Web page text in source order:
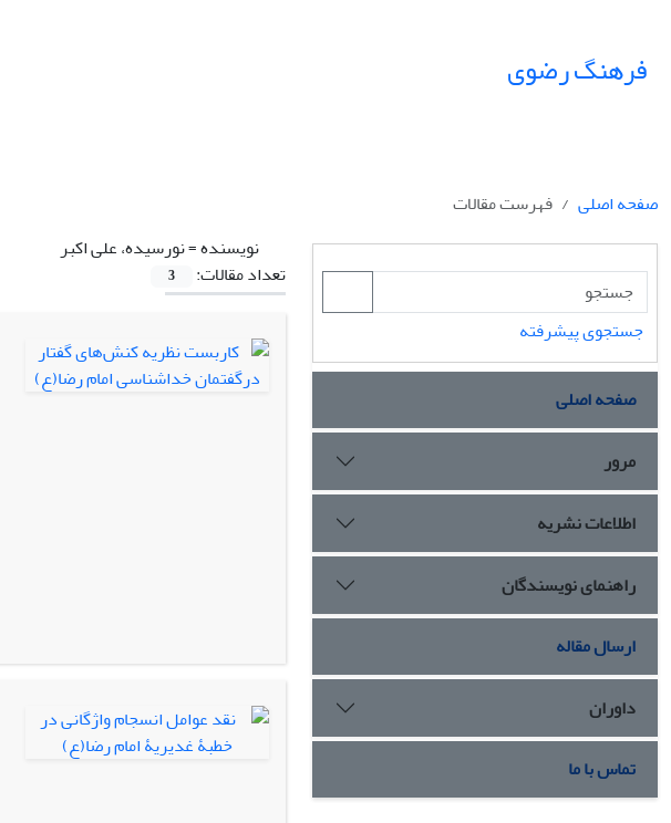
فرهنگ رضوی
صفحه اصلی
فهرست مقالات
نویسنده =نورسیده، علی اکبر
تعداد مقالات:
3
جستجوی پیشرفته
صفحه اصلی
مرور
اطلاعات نشریه
راهنمای نویسندگان
ارسال مقاله
داوران
تماس با ما